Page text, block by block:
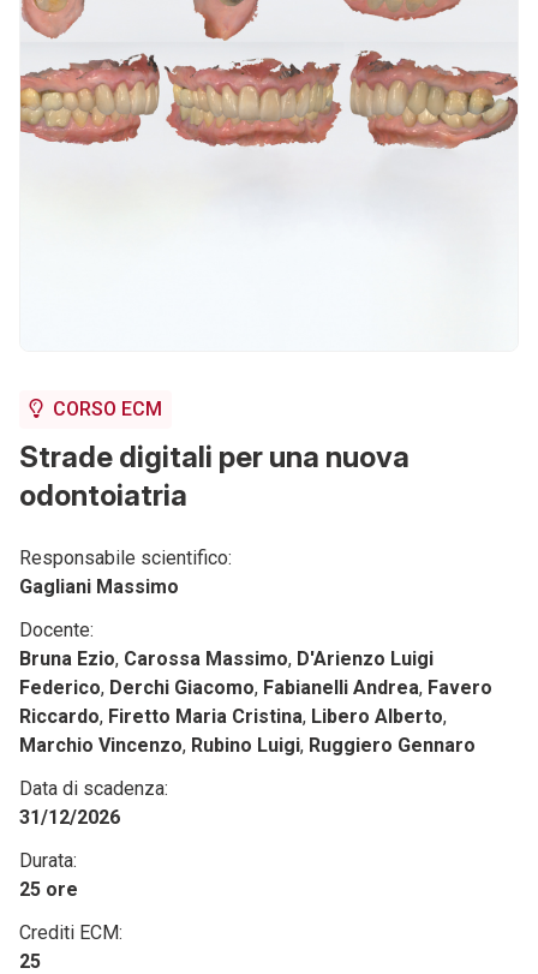
CORSO ECM
Strade digitali per una nuova
odontoiatria
Responsabile scientifico:
Gagliani Massimo
Docente:
Bruna Ezio, Carossa Massimo, D'Arienzo Luigi
Federico, Derchi Giacomo, Fabianelli Andrea, Favero
Riccardo, Firetto Maria Cristina, Libero Alberto,
Marchio Vincenzo, Rubino Luigi, Ruggiero Gennaro
Data di scadenza:
31/12/2026
Durata:
25 ore
Crediti ECM:
25